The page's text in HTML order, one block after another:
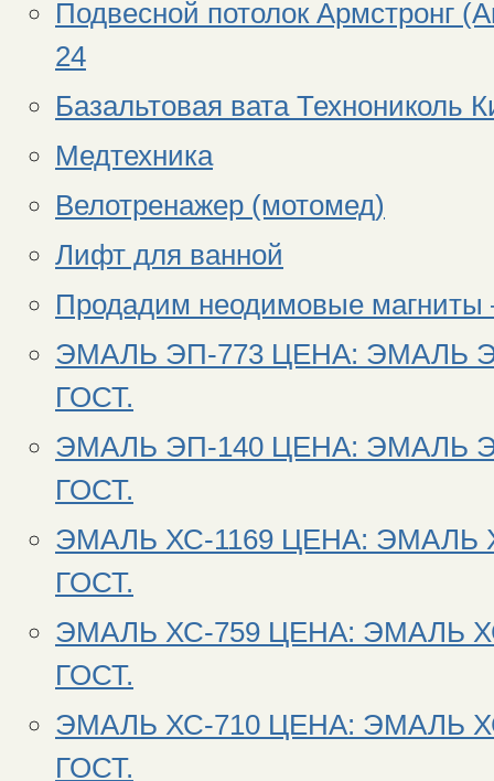
Подвесной потолок Армстронг
24
Базальтовая вата Технониколь
Медтехника
Велотренажер (мотомед)
Лифт для ванной
Продадим неодимовые
ЭМАЛЬ ЭП-773 ЦЕНА: ЭМАЛЬ
ГОСТ.
ЭМАЛЬ ЭП-140 ЦЕНА: ЭМАЛЬ
ГОСТ.
ЭМАЛЬ ХС-1169 ЦЕНА: ЭМАЛЬ
ГОСТ.
ЭМАЛЬ ХС-759 ЦЕНА: ЭМАЛЬ
ГОСТ.
ЭМАЛЬ ХС-710 ЦЕНА: ЭМАЛЬ
ГОСТ.